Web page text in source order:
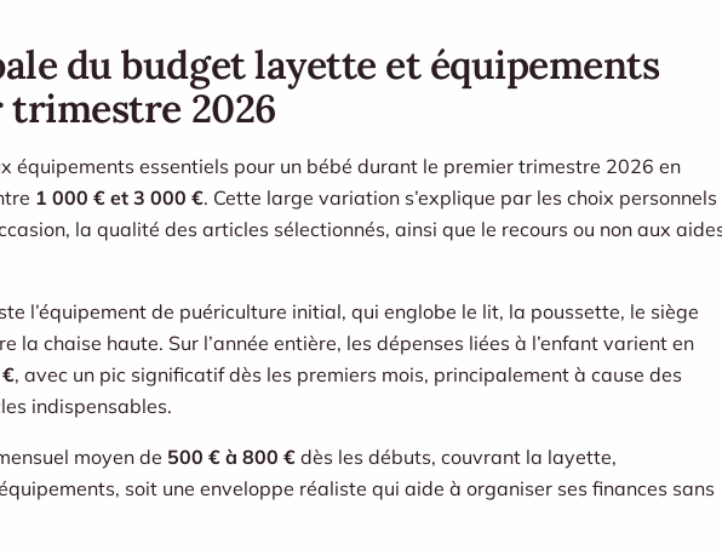
du budget layette et équipements
2026
équipements essentiels pour un bébé durant le premier trimestre 2026 en
1 000 € et 3 000 €. Cette large variation s’explique par les choix personnels
la qualité des articles sélectionnés, ainsi que le recours ou non aux
l’équipement de puériculture initial, qui englobe le lit, la poussette, le siège
la chaise haute. Sur l’année entière, les dépenses liées à l’enfant varient en
, avec un pic significatif dès les premiers mois, principalement à cause des
indispensables.
moyen de 500 € à 800 € dès les débuts, couvrant la layette,
soit une enveloppe réaliste qui aide à organiser ses finances sans